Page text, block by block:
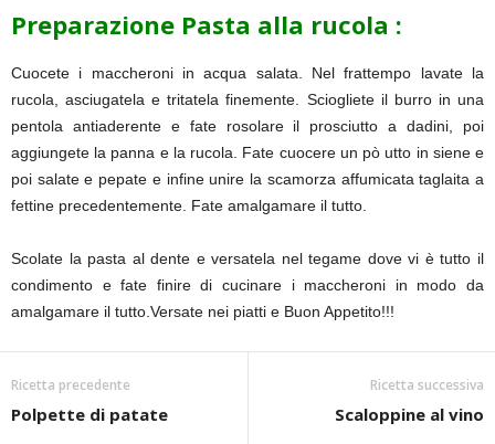
Preparazione Pasta alla rucola :
Cuocete i maccheroni in acqua salata. Nel frattempo lavate la
rucola, asciugatela e tritatela finemente. Sciogliete il burro in una
pentola antiaderente e fate rosolare il prosciutto a dadini, poi
aggiungete la panna e la rucola. Fate cuocere un pò utto in siene e
poi salate e pepate e infine unire la scamorza affumicata taglaita a
fettine precedentemente. Fate amalgamare il tutto.
Scolate la pasta al dente e versatela nel tegame dove vi è tutto il
condimento e fate finire di cucinare i maccheroni in modo da
amalgamare il tutto.Versate nei piatti e Buon Appetito!!!
Ricetta precedente
Polpette di patate
Ricetta successiva
Scaloppine al vino